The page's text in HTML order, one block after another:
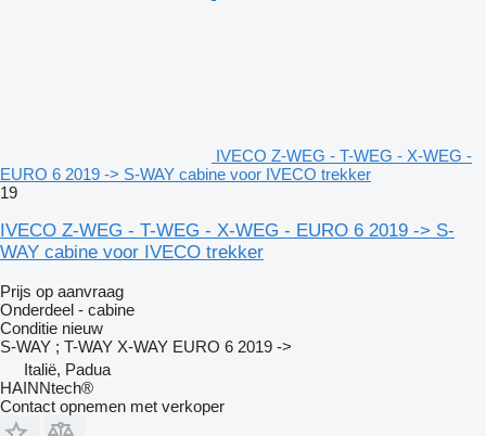
IVECO Z-WEG - T-WEG - X-WEG -
EURO 6 2019 -> S-WAY cabine voor IVECO trekker
19
IVECO Z-WEG - T-WEG - X-WEG - EURO 6 2019 -> S-
WAY cabine voor IVECO trekker
Prijs op aanvraag
Onderdeel - cabine
Conditie nieuw
S-WAY ; T-WAY X-WAY EURO 6 2019 ->
Italië, Padua
HAINNtech®
Contact opnemen met verkoper